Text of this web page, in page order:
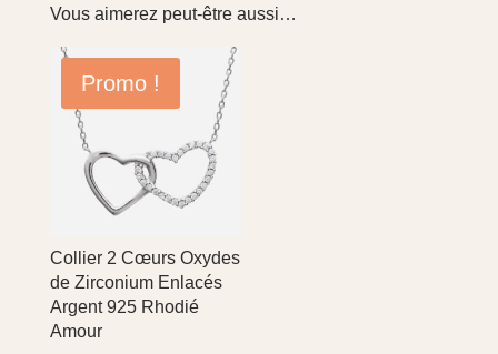
Vous aimerez peut-être aussi…
Promo !
Collier 2 Cœurs Oxydes
de Zirconium Enlacés
Argent 925 Rhodié
Amour